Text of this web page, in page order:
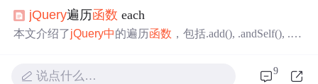
ch 函数进行数组元素的验证、迭代和条件控制。
jQuery遍历函数 each
本文介绍了jQuery中的遍历函数 ，包括.add(), .andSelf(), .chi
说点什么… 9